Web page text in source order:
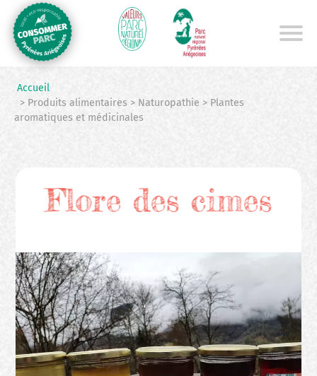
contenu
principal
Accueil
> Produits alimentaires > Naturopathie > Plantes
aromatiques et médicinales
Flore des cimes